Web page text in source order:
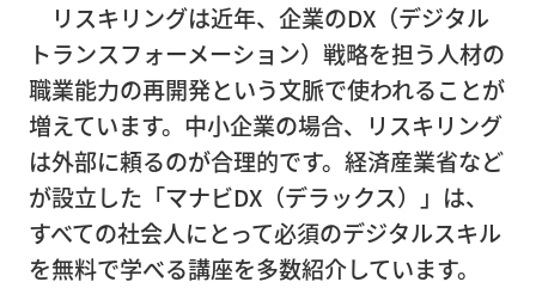
企
業
情
報
ト
リスキリングは近年、企業のDX（デジタル
トランスフォーメーション）戦略を担う人材の
職業能力の再開発という文脈で使われることが
増えています。中小企業の場合、リスキリング
は外部に頼るのが合理的です。経済産業省など
が設立した「マナビDX（デラックス）」は、
すべての社会人にとって必須のデジタルスキル
を無料で学べる講座を多数紹介しています。